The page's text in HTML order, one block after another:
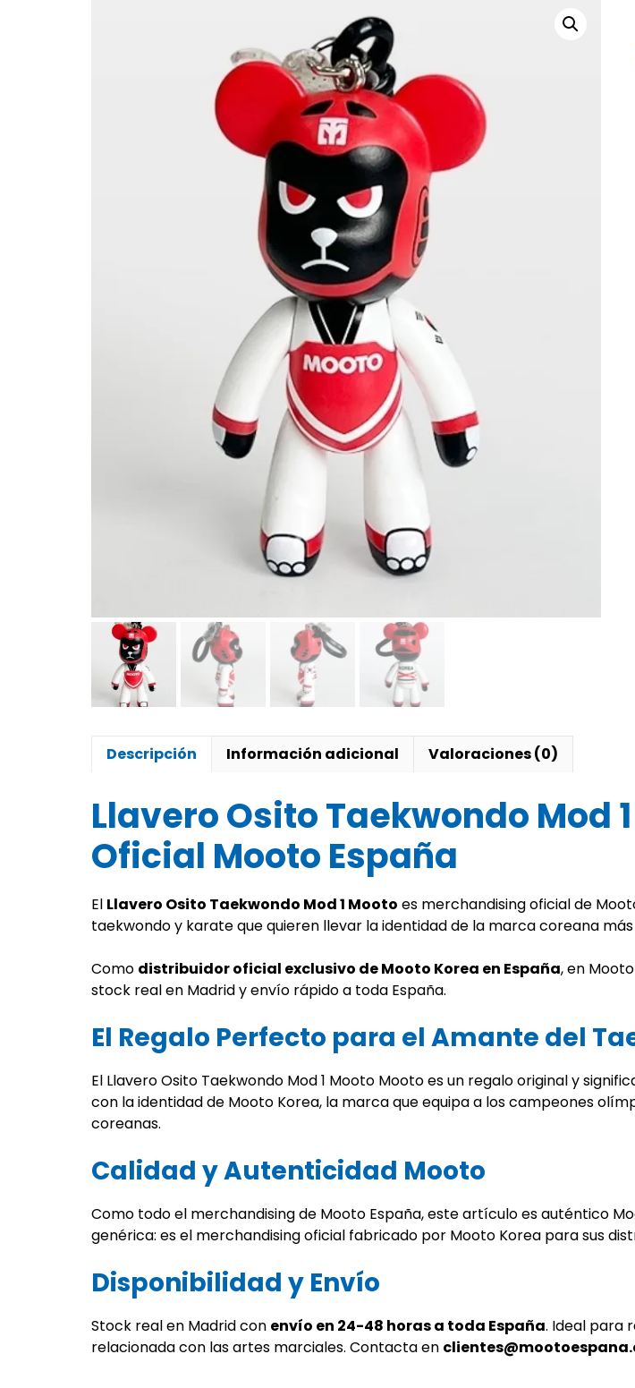
Descripción Información adicional Valoraciones (0)
Llavero Osito Taekwondo Mod
Oficial Mooto España
El Llavero Osito Taekwondo Mod 1 Mooto es merchandising oficial de
taekwondo y karate que quieren llevar la identidad de la marca coreana
Como distribuidor oficial exclusivo de Mooto Korea en España, en
stock real en Madrid y envío rápido a toda España.
El Regalo Perfecto para el Amante del
El Llavero Osito Taekwondo Mod 1 Mooto Mooto es un regalo original y
con la identidad de Mooto Korea, la marca que equipa a los campeones
coreanas.
Calidad y Autenticidad Mooto
Como todo el merchandising de Mooto España, este artículo es auténtico
genérica: es el merchandising oficial fabricado por Mooto Korea para sus
Disponibilidad y Envío
Stock real en Madrid con envío en 24-48 horas a toda España. Ideal para
relacionada con las artes marciales. Contacta en